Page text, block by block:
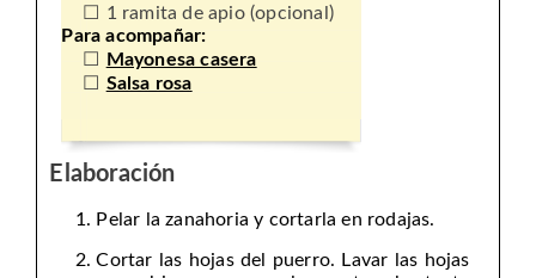
1 ramita de apio (opcional)
Para acompañar:
Mayonesa casera
Salsa rosa
Elaboración
Pelar la zanahoria y cortarla en rodajas.
Cortar las hojas del puerro. Lavar las hojas